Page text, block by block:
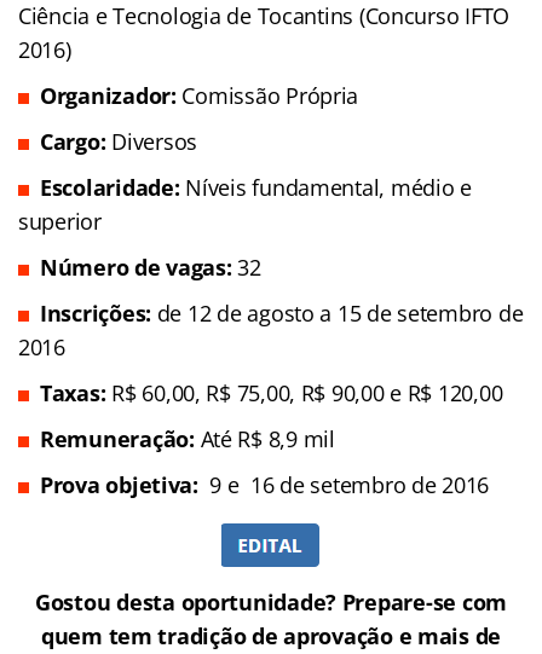
Ciência e Tecnologia de Tocantins (Concurso IFTO
2016)
Organizador: Comissão Própria
Cargo: Diversos
Escolaridade: Níveis fundamental, médio e
superior
Número de vagas:32
Inscrições: de 12 de agosto a 15 de setembro de
2016
Taxas: R$ 60,00, R$ 75,00, R$ 90,00 e R$ 120,00
Remuneração: Até R$ 8,9 mil
Prova objetiva: 9 e 16 de setembro de 2016
Gostou desta oportunidade? Prepare-se com
quem tem tradição de aprovação e mais de